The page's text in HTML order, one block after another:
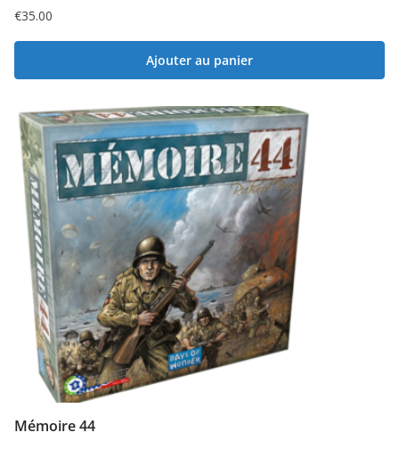
€35.00
Ajouter au panier
Mémoire 44